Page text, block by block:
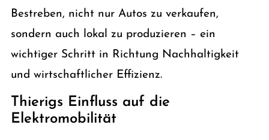
Bestreben, nicht nur Autos zu verkaufen,
sondern auch lokal zu produzieren – ein
wichtiger Schritt in Richtung Nachhaltigkeit
und wirtschaftlicher Effizienz.
Thierigs Einfluss auf die
Elektromobilität